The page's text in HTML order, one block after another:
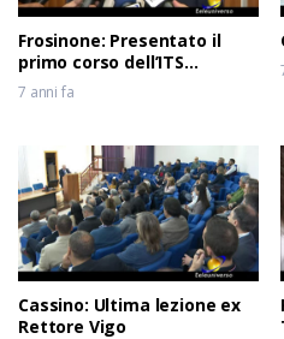
Frosinone: Presentato il
primo corso dell’ITS
Meccatronico del Lazio
7 anni fa
Cassino: Ultima lezione ex
Rettore Vigo